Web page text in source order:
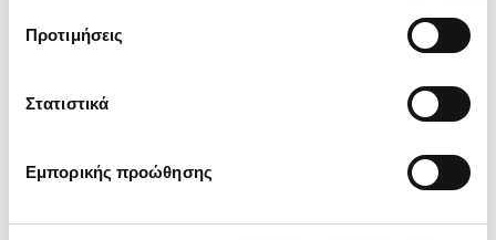
Προτιμήσεις
Στατιστικά
Εμπορικής προώθησης